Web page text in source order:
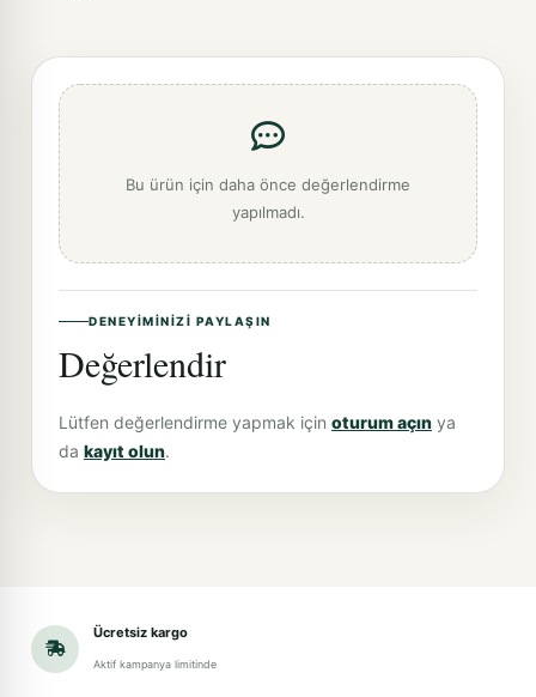
Bu ürün için daha önce değerlendirme
yapılmadı.
DENEYIMINIZI PAYLAŞIN
Değerlendir
Lütfen değerlendirme yapmak için oturum açın ya
da kayıt olun.
Ücretsiz kargo
Aktif kampanya limitinde